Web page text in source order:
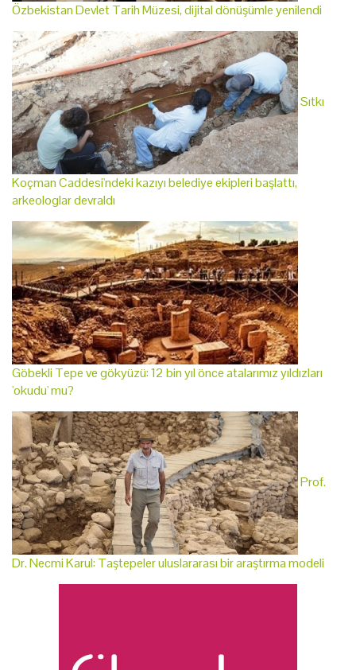
Özbekistan Devlet Tarih Müzesi, dijital dönüşümle yenilendi
Sıtkı
Koçman Caddesi'ndeki kazıyı belediye ekipleri başlattı,
arkeologlar devraldı
Göbekli Tepe ve gökyüzü: 12 bin yıl önce atalarımız yıldızları
'okudu' mu?
Prof.
Dr. Necmi Karul: Taştepeler uluslararası bir araştırma modeli